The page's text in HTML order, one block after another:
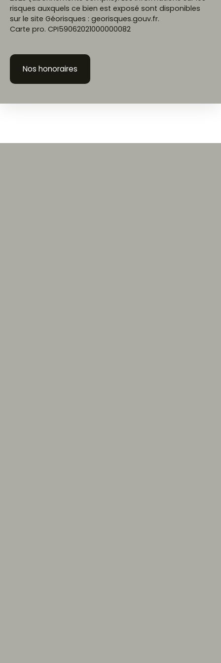
risques auxquels ce bien est exposé sont disponibles
sur le site Géorisques : georisques.gouv.fr.
Carte pro. CPI59062021000000082
Nos honoraires